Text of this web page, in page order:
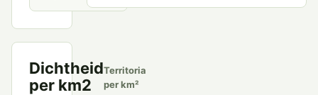
Dichtheid
per km2
Territoria
per km²